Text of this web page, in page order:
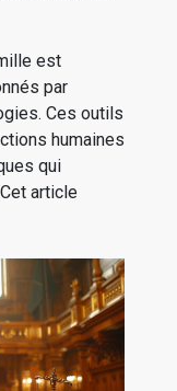
est
par
Ces outils
humaines
qui
article